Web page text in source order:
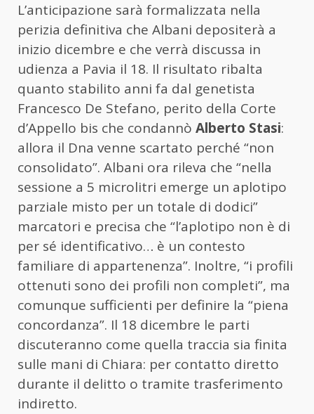
L’anticipazione sarà formalizzata nella
perizia definitiva che Albani depositerà a
inizio dicembre e che verrà discussa in
udienza a Pavia il 18. Il risultato ribalta
quanto stabilito anni fa dal genetista
Francesco De Stefano, perito della Corte
d’Appello bis che condannò Alberto Stasi:
allora il Dna venne scartato perché “non
consolidato”. Albani ora rileva che “nella
sessione a 5 microlitri emerge un aplotipo
parziale misto per un totale di dodici”
marcatori e precisa che “l’aplotipo non è di
per sé identificativo… è un contesto
familiare di appartenenza”. Inoltre, “i profili
ottenuti sono dei profili non completi”, ma
comunque sufficienti per definire la “piena
concordanza”. Il 18 dicembre le parti
discuteranno come quella traccia sia finita
sulle mani di Chiara: per contatto diretto
durante il delitto o tramite trasferimento
indiretto.